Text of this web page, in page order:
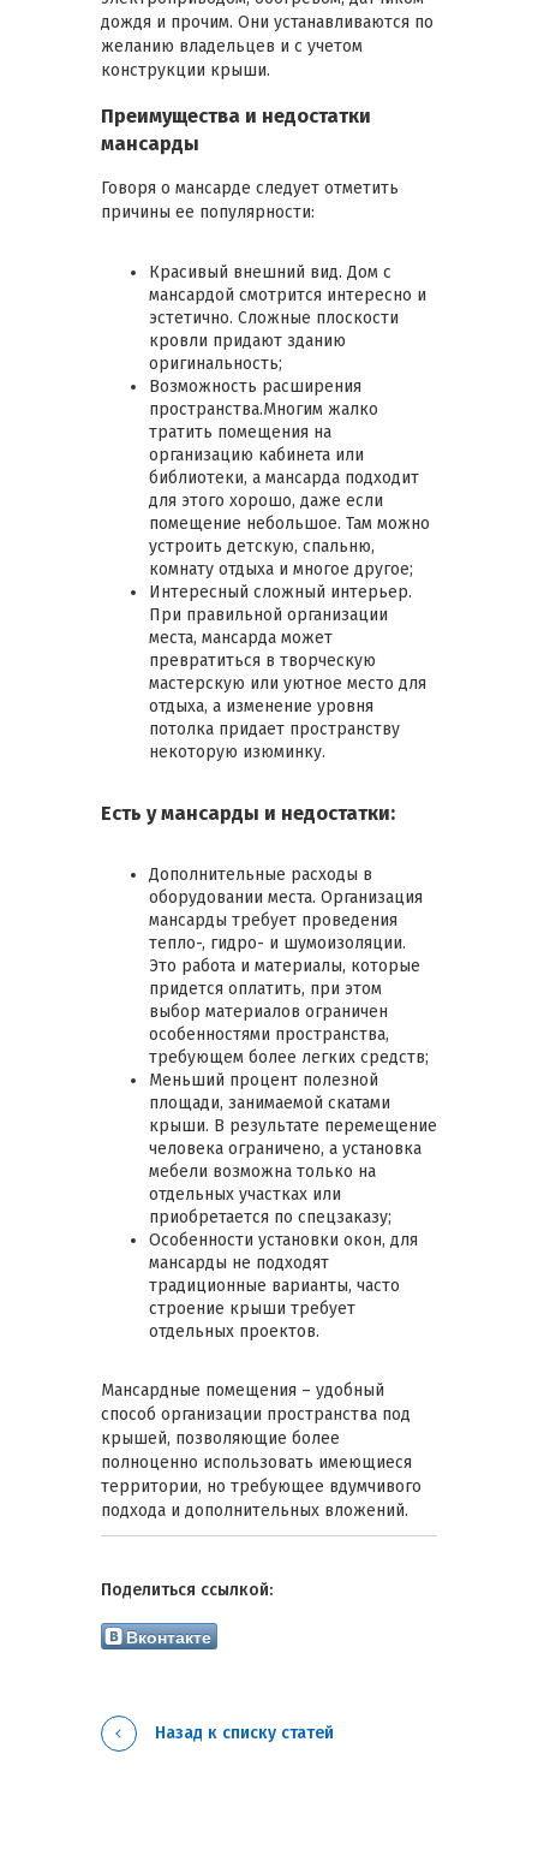
дождя и прочим. Они устанавливаются по
желанию владельцев и с учетом
конструкции крыши.
Преимущества и недостатки
мансарды
Говоря о мансарде следует отметить
причины ее популярности:
Красивый внешний вид. Дом с
мансардой смотрится интересно и
эстетично. Сложные плоскости
кровли придают зданию
оригинальность;
Возможность расширения
пространства.Многим жалко
тратить помещения на
организацию кабинета или
библиотеки, а мансарда подходит
для этого хорошо, даже если
помещение небольшое. Там можно
устроить детскую, спальню,
комнату отдыха и многое другое;
Интересный сложный интерьер.
При правильной организации
места, мансарда может
превратиться в творческую
мастерскую или уютное место для
отдыха, а изменение уровня
потолка придает пространству
некоторую изюминку.
Есть у мансарды и недостатки:
Дополнительные расходы в
оборудовании места. Организация
мансарды требует проведения
тепло-, гидро- и шумоизоляции.
Это работа и материалы, которые
придется оплатить, при этом
выбор материалов ограничен
особенностями пространства,
требующем более легких средств;
Меньший процент полезной
площади, занимаемой скатами
крыши. В результате перемещение
человека ограничено, а установка
мебели возможна только на
отдельных участках или
приобретается по спецзаказу;
Особенности установки окон, для
мансарды не подходят
традиционные варианты, часто
строение крыши требует
отдельных проектов.
Мансардные помещения – удобный
способ организации пространства под
крышей, позволяющие более
полноценно использовать имеющиеся
территории, но требующее вдумчивого
подхода и дополнительных вложений.
Назад к списку статей
Вконтакте
Поделиться ссылкой: